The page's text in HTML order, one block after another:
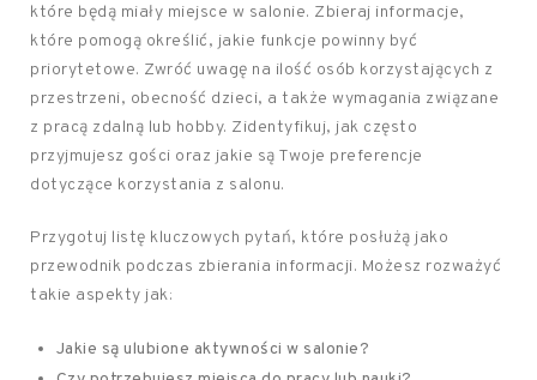
które będą miały miejsce w salonie. Zbieraj informacje,
które pomogą określić, jakie funkcje powinny być
priorytetowe. Zwróć uwagę na ilość osób korzystających z
przestrzeni, obecność dzieci, a także wymagania związane
z pracą zdalną lub hobby. Zidentyfikuj, jak często
przyjmujesz gości oraz jakie są Twoje preferencje
dotyczące korzystania z salonu.
Przygotuj listę kluczowych pytań, które posłużą jako
przewodnik podczas zbierania informacji. Możesz rozważyć
takie aspekty jak:
Jakie są ulubione aktywności w salonie?